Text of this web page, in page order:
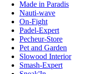
Made in Paradis
Nauti-wave
On-Fight
Padel-Expert
Pecheur-Store
Pet and Garden
Slowood Interior
Smash-Expert